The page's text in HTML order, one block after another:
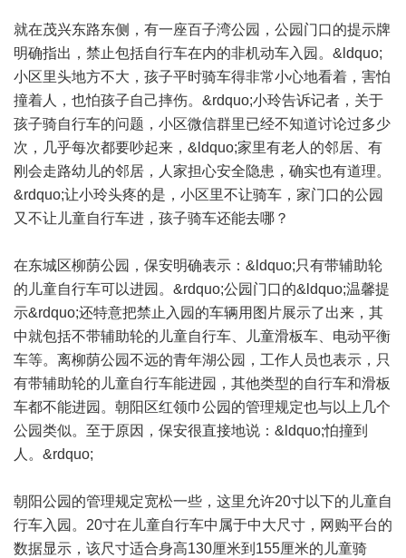
就在茂兴东路东侧，有一座百子湾公园，公园门口的提示牌
明确指出，禁止包括自行车在内的非机动车入园。&ldquo;
小区里头地方不大，孩子平时骑车得非常小心地看着，害怕
撞着人，也怕孩子自己摔伤。&rdquo;小玲告诉记者，关于
孩子骑自行车的问题，小区微信群里已经不知道讨论过多少
次，几乎每次都要吵起来，&ldquo;家里有老人的邻居、有
刚会走路幼儿的邻居，人家担心安全隐患，确实也有道理。
&rdquo;让小玲头疼的是，小区里不让骑车，家门口的公园
又不让儿童自行车进，孩子骑车还能去哪？
在东城区柳荫公园，保安明确表示：&ldquo;只有带辅助轮
的儿童自行车可以进园。&rdquo;公园门口的&ldquo;温馨提
示&rdquo;还特意把禁止入园的车辆用图片展示了出来，其
中就包括不带辅助轮的儿童自行车、儿童滑板车、电动平衡
车等。离柳荫公园不远的青年湖公园，工作人员也表示，只
有带辅助轮的儿童自行车能进园，其他类型的自行车和滑板
车都不能进园。朝阳区红领巾公园的管理规定也与以上几个
公园类似。至于原因，保安很直接地说：&ldquo;怕撞到
人。&rdquo;
朝阳公园的管理规定宽松一些，这里允许20寸以下的儿童自
行车入园。20寸在儿童自行车中属于中大尺寸，网购平台的
数据显示，该尺寸适合身高130厘米到155厘米的儿童骑